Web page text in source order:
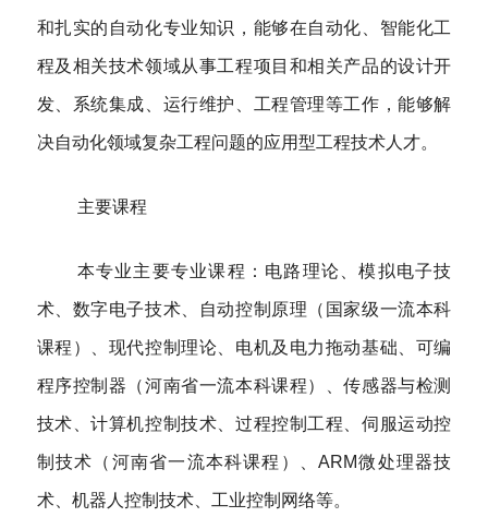
和扎实的自动化专业知识，能够在自动化、智能化工
程及相关技术领域从事工程项目和相关产品的设计开
发、系统集成、运行维护、工程管理等工作，能够解
决自动化领域复杂工程问题的应用型工程技术人才。
主要课程
本专业主要专业课程：电路理论、模拟电子技
术、数字电子技术、自动控制原理（国家级一流本科
课程）、现代控制理论、电机及电力拖动基础、可编
程序控制器（河南省一流本科课程）、传感器与检测
技术、计算机控制技术、过程控制工程、伺服运动控
制技术（河南省一流本科课程）、ARM微处理器技
术、机器人控制技术、工业控制网络等。